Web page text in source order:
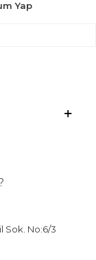
Yap
Sok. No:6/3